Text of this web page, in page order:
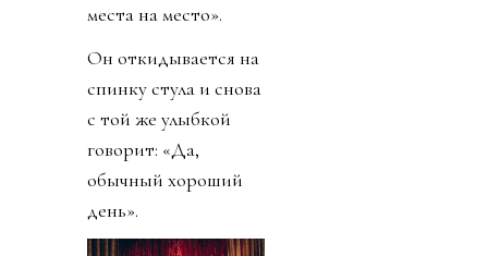
места на место».
Он откидывается на
спинку стула и снова
с той же улыбкой
говорит: «Да,
обычный хороший
день».